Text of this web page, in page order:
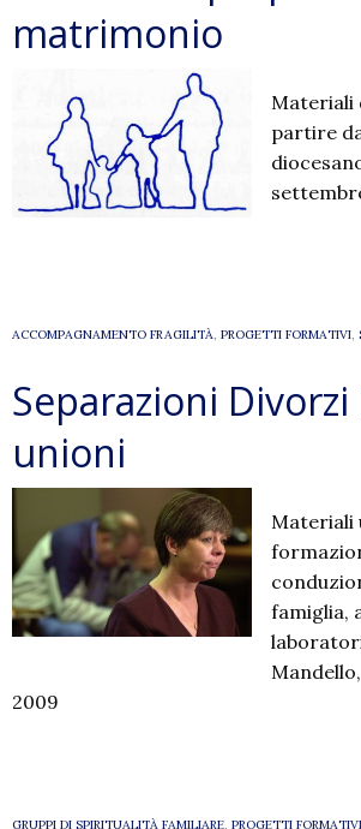
matrimonio
Materiali
partire
ACCOMPAGNAMENTO FRAGILITÀ PROGETTI FORMATIVI
Separazioni
unioni
Materiali
famiglia,
2009
GRUPPI DI SPIRITUALITÀ FAMILIARE PROGETTI FORMATIVI